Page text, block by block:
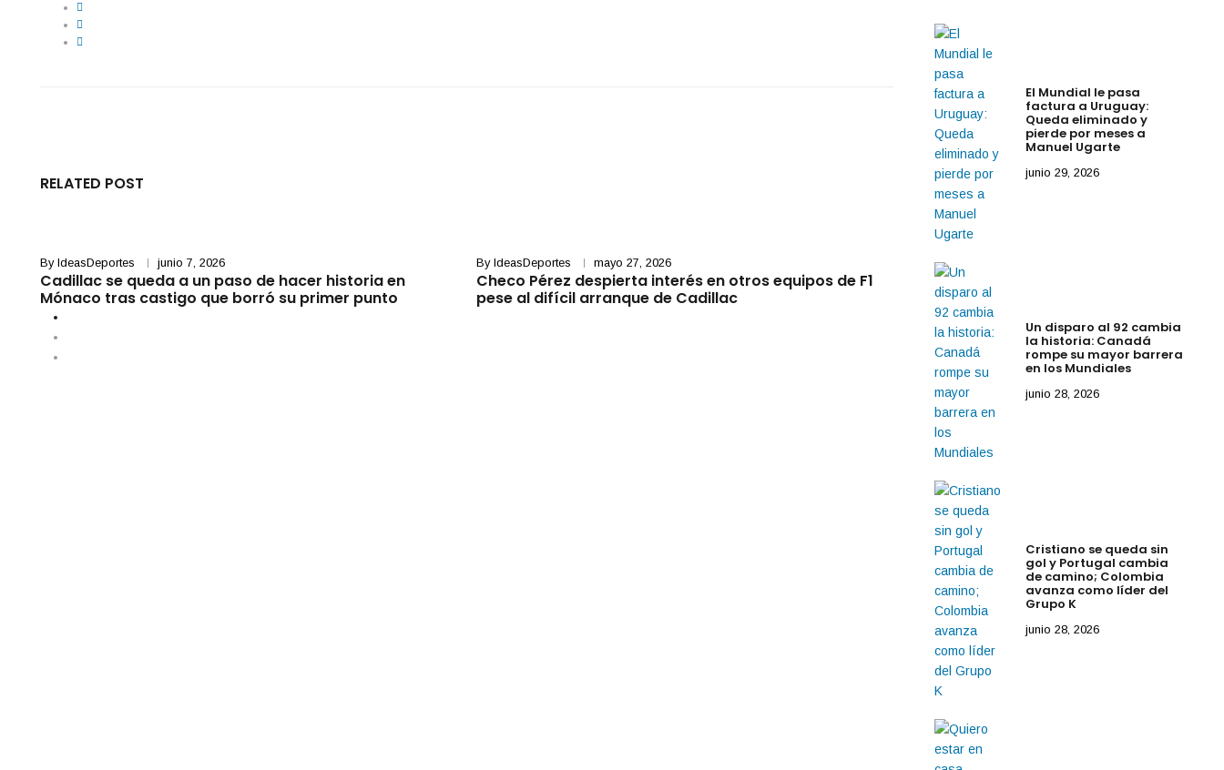
RELATED POST
By IdeasDeportes junio 7, 2026
Cadillac se queda a un paso de hacer historia en
Mónaco tras castigo que borró su primer punto
By IdeasDeportes mayo 27, 2026
Checo Pérez despierta interés en otros equipos de F1
pese al difícil arranque de Cadillac
IdeasDeportes
Checo queda fuera en la SQ1, pero
Canadá su mejor posición
El Mundial le pasa
factura a Uruguay:
Queda eliminado y
pierde por meses a
Manuel Ugarte
junio 29, 2026
Un disparo al 92 cambia
la historia: Canadá
rompe su mayor barrera
en los Mundiales
junio 28, 2026
Cristiano se queda sin
gol y Portugal cambia
de camino; Colombia
avanza como líder del
Grupo K
junio 28, 2026